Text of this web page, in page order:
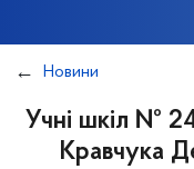
Новини
Учні шкіл №
Кравчука